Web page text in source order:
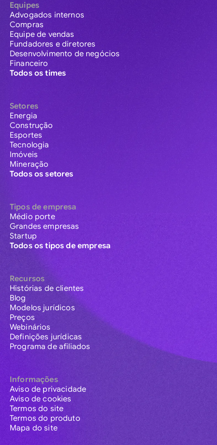
Equipes
Advogados internos
Compras
Equipe de vendas
Fundadores e diretores
Desenvolvimento de negócios
Financeiro
Todos os times
Setores
Energia
Construção
Esportes
Tecnologia
Imóveis
Mineração
Todos os setores
Tipos de empresa
Médio porte
Grandes empresas
Startup
Todos os tipos de empresa
Recursos
Histórias de clientes
Blog
Modelos jurídicos
Preços
Webinários
Definições jurídicas
Programa de afiliados
Informações
Aviso de privacidade
Aviso de cookies
Termos do site
Termos do produto
Mapa do site